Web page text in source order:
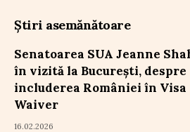
Știri asemănătoare
Senatoarea SUA Jeanne
în vizită la București, despre
includerea României în Visa
Waiver
16.02.2026